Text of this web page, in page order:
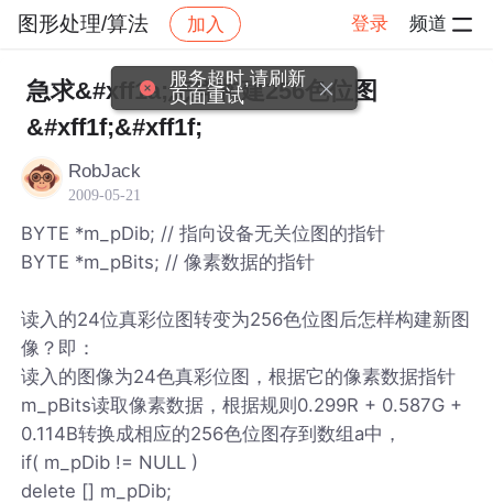
图形处理/算法 加入 登录 频道
社区 图形处理/算法 帖子详情
急求&#xff1a;怎样构建256色位图
&#xff1f;&#xff1f;
RobJack
2009-05-21
BYTE *m_pDib; // 指向设备无关位图的指针
BYTE *m_pBits; // 像素数据的指针
读入的24位真彩位图转变为256色位图后怎样构建新图
像？即：
读入的图像为24色真彩位图，根据它的像素数据指针
m_pBits读取像素数据，根据规则0.299R + 0.587G +
0.114B转换成相应的256色位图存到数组a中，
if( m_pDib != NULL )
delete [] m_pDib;
服务超时,请刷新
页面重试